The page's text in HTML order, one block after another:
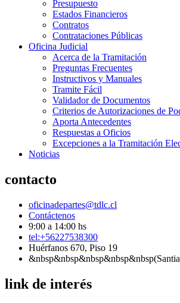
Presupuesto
Estados Financieros
Contratos
Contrataciones Públicas
Oficina Judicial
Acerca de la Tramitación
Preguntas Frecuentes
Instructivos y Manuales
Tramite Fácil
Validador de Documentos
Criterios de Autorizaciones de
Aporta Antecedentes
Respuestas a Oficios
Excepciones a la Tramitación
Noticias
contacto
oficinadepartes@tdlc.cl
Contáctenos
9:00 a 14:00 hs
tel:+56227538300
Huérfanos 670, Piso 19
link de interés